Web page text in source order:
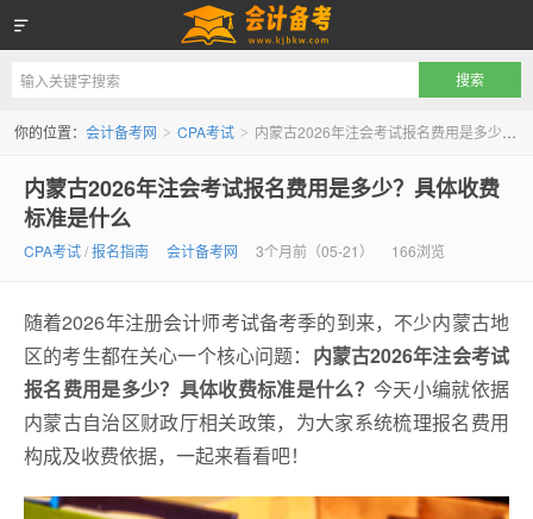
会计备考网
你的位置： 会计备考网 > CPA考试 > 内蒙古2026年注会考试报名费用是多少？具体收费标准是什么
内蒙古2026年注会考试报名费用是多少？具体收费
标准是什么
CPA考试/报名指南 会计备考网 3个月前（05-21） 166浏览
随着2026年注册会计师考试备考季的到来，不少内蒙古地
区的考生都在关心一个核心问题： 内蒙古2026年注会考试
报名费用是多少？具体收费标准是什么？ 今天小编就依据
内蒙古自治区财政厅相关政策，为大家系统梳理报名费用
构成及收费依据，一起来看看吧！